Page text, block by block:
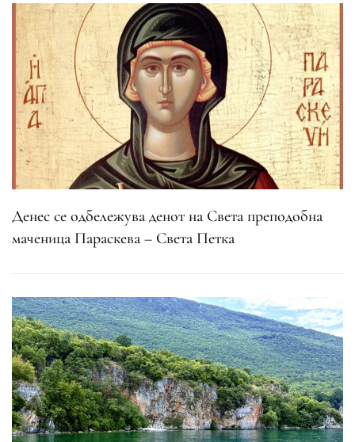
Денес се одбележува денот на Света преподобна
маченица Параскева – Света Петка